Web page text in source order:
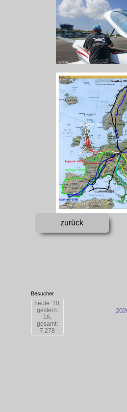
zurück
Besucher
heute: 10,
gestern:
16,
gesamt:
7.278